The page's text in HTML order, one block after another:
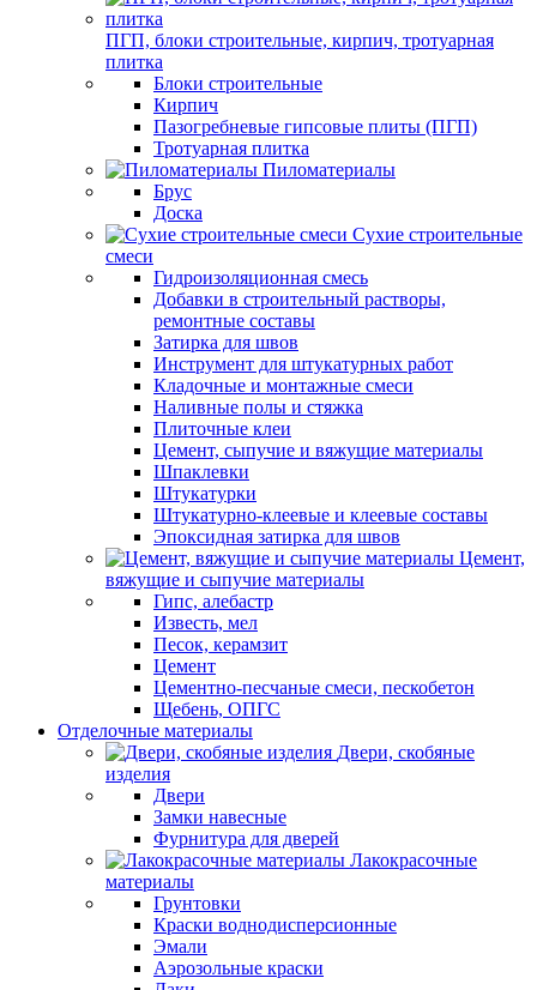
ПГП, блоки строительные, кирпич, тротуарная
плитка
Блоки строительные
Кирпич
Пазогребневые гипсовые плиты (ПГП)
Тротуарная плитка
Пиломатериалы
Брус
Доска
Сухие строительные
смеси
Гидроизоляционная смесь
Добавки в строительный растворы,
ремонтные составы
Затирка для швов
Инструмент для штукатурных работ
Кладочные и монтажные смеси
Наливные полы и стяжка
Плиточные клеи
Цемент, сыпучие и вяжущие материалы
Шпаклевки
Штукатурки
Штукатурно-клеевые и клеевые составы
Эпоксидная затирка для швов
Цемент,
вяжущие и сыпучие материалы
Гипс, алебастр
Известь, мел
Песок, керамзит
Цемент
Цементно-песчаные смеси, пескобетон
Щебень, ОПГС
Отделочные материалы
Двери, скобяные
изделия
Двери
Замки навесные
Фурнитура для дверей
Лакокрасочные
материалы
Грунтовки
Краски воднодисперсионные
Эмали
Аэрозольные краски